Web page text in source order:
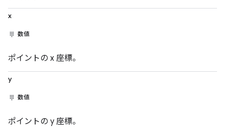
x
数値
ポイントの x 座標。
y
数値
ポイントの y 座標。